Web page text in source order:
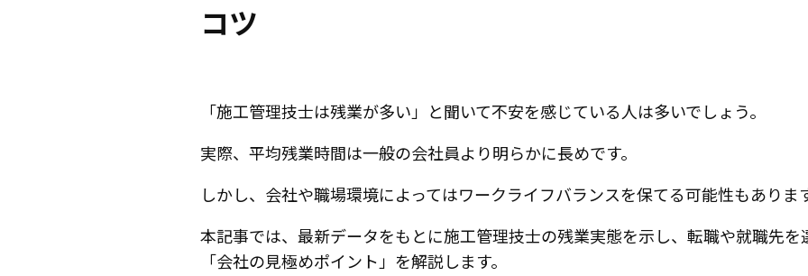
コツ
「施工管理技士は残業が多い」と聞いて不安を感じている人は多いでしょう。
実際、平均残業時間は一般の会社員より明らかに長めです。
しかし、会社や職場環境によってはワークライフバランスを保てる可能性もありま
本記事では、最新データをもとに施工管理技士の残業実態を示し、転職や就職先を
「会社の見極めポイント」を解説します。